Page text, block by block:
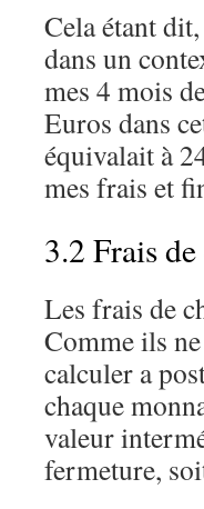
Cela étant
dans un
mes 4 mois
Euros dans
équivalait à
mes frais et
3.2 Frais
Les frais de
Comme ils
calculer a
chaque
valeur
fermeture,